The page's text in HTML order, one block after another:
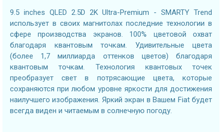
9.5 inches QLED 2.5D 2K Ultra-Premium - SMARTY Trend
использует в своих магнитолах последние технологии в
сфере производства экранов. 100% цветовой охват
благодаря квантовым точкам. Удивительные цвета
(более 1,7 миллиарда оттенков цветов) благодаря
квантовым точкам. Технология квантовых точек
преобразует свет в потрясающие цвета, которые
сохраняются при любом уровне яркости для достижения
наилучшего изображения. Яркий экран в Вашем Fiat будет
всегда виден и читаемым в солнечную погоду.